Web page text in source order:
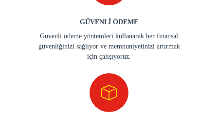
GÜVENLİ ÖDEME
Güvenli ödeme yöntemleri kullanarak her finansal
güvenliğinizi sağlıyor ve memnuniyetinizi artırmak
için çalışıyoruz.